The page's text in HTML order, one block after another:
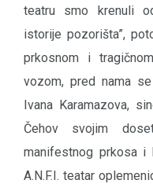
teatru smo krenuli
istorije pozorišta”,
prkosnom i
vozom, pred nama
Ivana Karamazova,
Čehov svojim
manifestnog prkosa i
A.N.F.I. teatar